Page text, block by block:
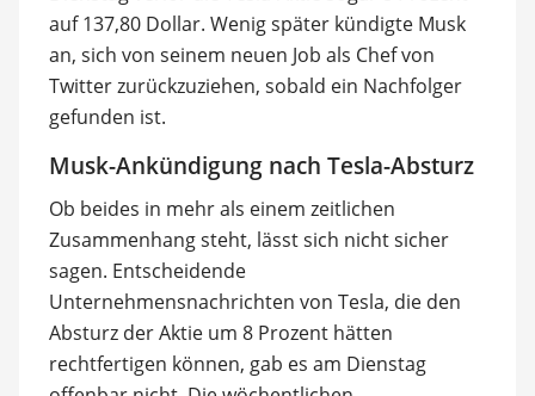
auf 137,80 Dollar. Wenig später kündigte Musk
an, sich von seinem neuen Job als Chef von
Twitter zurückzuziehen, sobald ein Nachfolger
gefunden ist.
Musk-Ankündigung nach Tesla-Absturz
Ob beides in mehr als einem zeitlichen
Zusammenhang steht, lässt sich nicht sicher
sagen. Entscheidende
Unternehmensnachrichten von Tesla, die den
Absturz der Aktie um 8 Prozent hätten
rechtfertigen können, gab es am Dienstag